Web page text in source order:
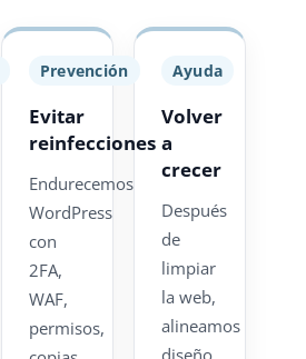
Prevención
Evitar
reinfecciones
Endurecemos
WordPress
con
2FA,
WAF,
permisos,
Ayuda
Volver
a
crecer
Después
de
limpiar
la web,
alineamos